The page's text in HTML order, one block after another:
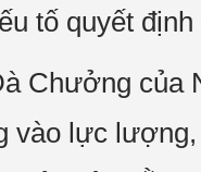
tố quyết
Chưởng của
vào lực